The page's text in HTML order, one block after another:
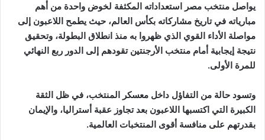
يواصل منتخب مصر استعداداته المكثفة لخوض واحدة من أهم
مبارياته في تاريخ مشاركاته بكأس العالم، حيث يطمح اللاعبون إلى
مواصلة الأداء القوي الذي ظهروا به منذ انطلاق البطولة، وتحقيق
نتيجة إيجابية أمام منتخب الأرجنتين تقودهم إلى الدور ربع النهائي
للمرة الأولى.
وتسود حالة من التفاؤل داخل معسكر المنتخب، في ظل الثقة
الكبيرة التي اكتسبها اللاعبون بعد تجاوز عقبة أستراليا، والإيمان
بقدرتهم على منافسة أقوى المنتخبات العالمية.